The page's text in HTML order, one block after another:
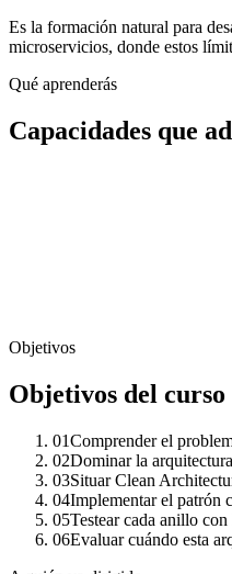
Es la formación natural para
microservicios, donde estos
Qué aprenderás
Capacidades que
Objetivos
Objetivos del curso
01Comprender el
02Dominar la
03Situar Clean
04Implementar el patrón
05Testear cada anillo
06Evaluar cuándo esta